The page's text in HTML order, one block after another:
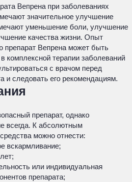
Вепрена при заболеваниях
значительное улучшение
уменьшение боли, улучшение
качества жизни. Опыт
препарат Вепрена может быть
терапии заболеваний
с врачом перед
и следовать его рекомендациям.
препарат, однако
всегда. К абсолютным
можно отнести:
вскармливание;
или индивидуальная
препарата;